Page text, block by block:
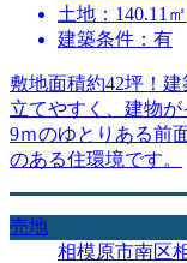
土地：140.11㎡
建築条件：有
敷地面積約42坪！
立てやすく、建物
9ｍのゆとりある前
のある住環境です。
売地
相模原市南区